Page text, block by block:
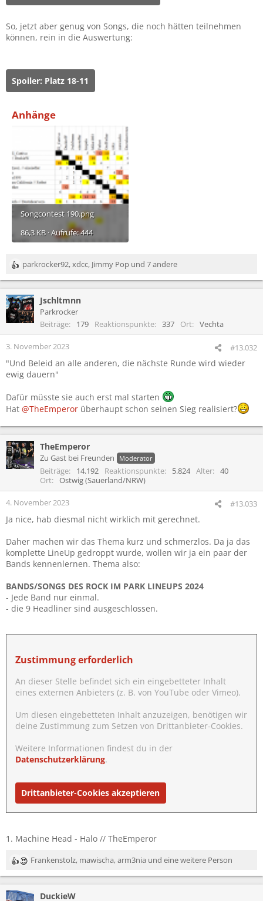
So, jetzt aber genug von Songs, die noch hätten teilnehmen
können, rein in die Auswertung:
Spoiler: Platz 18-11
Anhänge
Songcontest 190.png
86,3 KB · Aufrufe: 444
R
e
k
t
i
o
n
n
:
parkrocker92,xdcc, Jimmy Pop und 7 andere
Jschltmnn
Parkrocker
Beiträge
179 Reaktionspunkte 337 Ort Vechta
3. November 2023 #13.032
"Und Beleid an alle anderen, die nächste Runde wird wieder
ewig dauern"
Dafür müsste sie auch erst mal starten
Hat @TheEmperor überhaupt schon seinen Sieg realisiert?
TheEmperor
Zu Gast bei Freunden Moderator
Beiträge 14.192 Reaktionspunkte 5.824 Alter
40
Ort
Ostwig (Sauerland/NRW)
4. November 2023 #13.033
Ja nice, hab diesmal nicht wirklich mit gerechnet.
Daher machen wir das Thema kurz und schmerzlos. Da ja das
komplette LineUp gedroppt wurde, wollen wir ja ein paar der
Bands kennenlernen. Thema also:
BANDS/SONGS DES ROCK IM PARK LINEUPS 2024
- Jede Band nur einmal.
- die 9 Headliner sind ausgeschlossen.
Zustimmung erforderlich
An dieser Stelle befindet sich ein eingebetteter Inhalt
eines externen Anbieters (z. B. von YouTube oder Vimeo).
Um diesen eingebetteten Inhalt anzuzeigen, benötigen wir
deine Zustimmung zum Setzen von Drittanbieter-Cookies.
Weitere Informationen findest du in der
Datenschutzerklärung.
Drittanbieter-Cookies akzeptieren
1. Machine Head - Halo // TheEmperor
R
e
k
Frankenstolz, mawischa,arm3nia und eine weitere Person
DuckieW